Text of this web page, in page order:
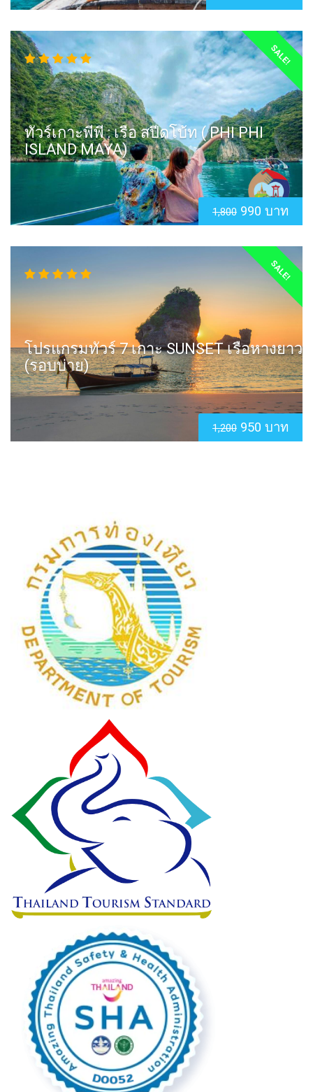
SALE!
ทัวร์เกาะพีพี : เรือ สปีดโบ้ท ( PHI PHI
ISLAND MAYA)
1,800 990 บาท
SALE!
โปรแกรมทัวร์ 7 เกาะ SUNSET เรือหางยาว
(รอบบ่าย)
1,200 950 บาท